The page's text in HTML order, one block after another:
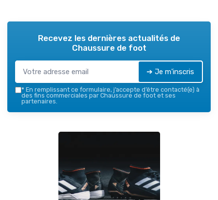
Recevez les dernières actualités de
Chaussure de foot
➔ Je m'inscris
* En remplissant ce formulaire, j’accepte d’être contacté(e) à
des fins commerciales par Chaussure de foot et ses
partenaires.